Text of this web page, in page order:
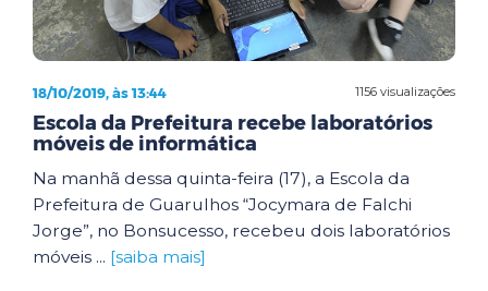
1156 visualizações
18/10/2019, às 13:44
Escola da Prefeitura recebe laboratórios
móveis de informática
Na manhã dessa quinta-feira (17), a Escola da
Prefeitura de Guarulhos “Jocymara de Falchi
Jorge”, no Bonsucesso, recebeu dois laboratórios
móveis ... [saiba mais]